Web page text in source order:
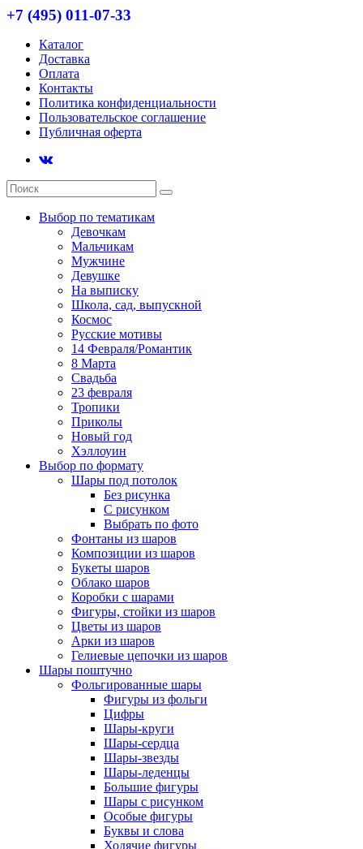
+7 (495) 011-07-33
Каталог
Доставка
Оплата
Контакты
Политика конфиденциальности
Пользовательское соглашение
Публичная оферта
Выбор по тематикам
Девочкам
Мальчикам
Мужчине
Девушке
На выписку
Школа, сад, выпускной
Космос
Русские мотивы
14 Февраля/Романтик
8 Марта
Свадьба
23 февраля
Тропики
Приколы
Новый год
Хэллоуин
Выбор по формату
Шары под потолок
Без рисунка
С рисунком
Выбрать по фото
Фонтаны из шаров
Композиции из шаров
Букеты шаров
Облако шаров
Коробки с шарами
Фигуры, стойки из шаров
Цветы из шаров
Арки из шаров
Гелиевые цепочки из шаров
Шары поштучно
Фольгированные шары
Фигуры из фольги
Цифры
Шары-круги
Шары-сердца
Шары-звезды
Шары-леденцы
Большие фигуры
Шары с рисунком
Особые фигуры
Буквы и слова
Ходячие фигуры